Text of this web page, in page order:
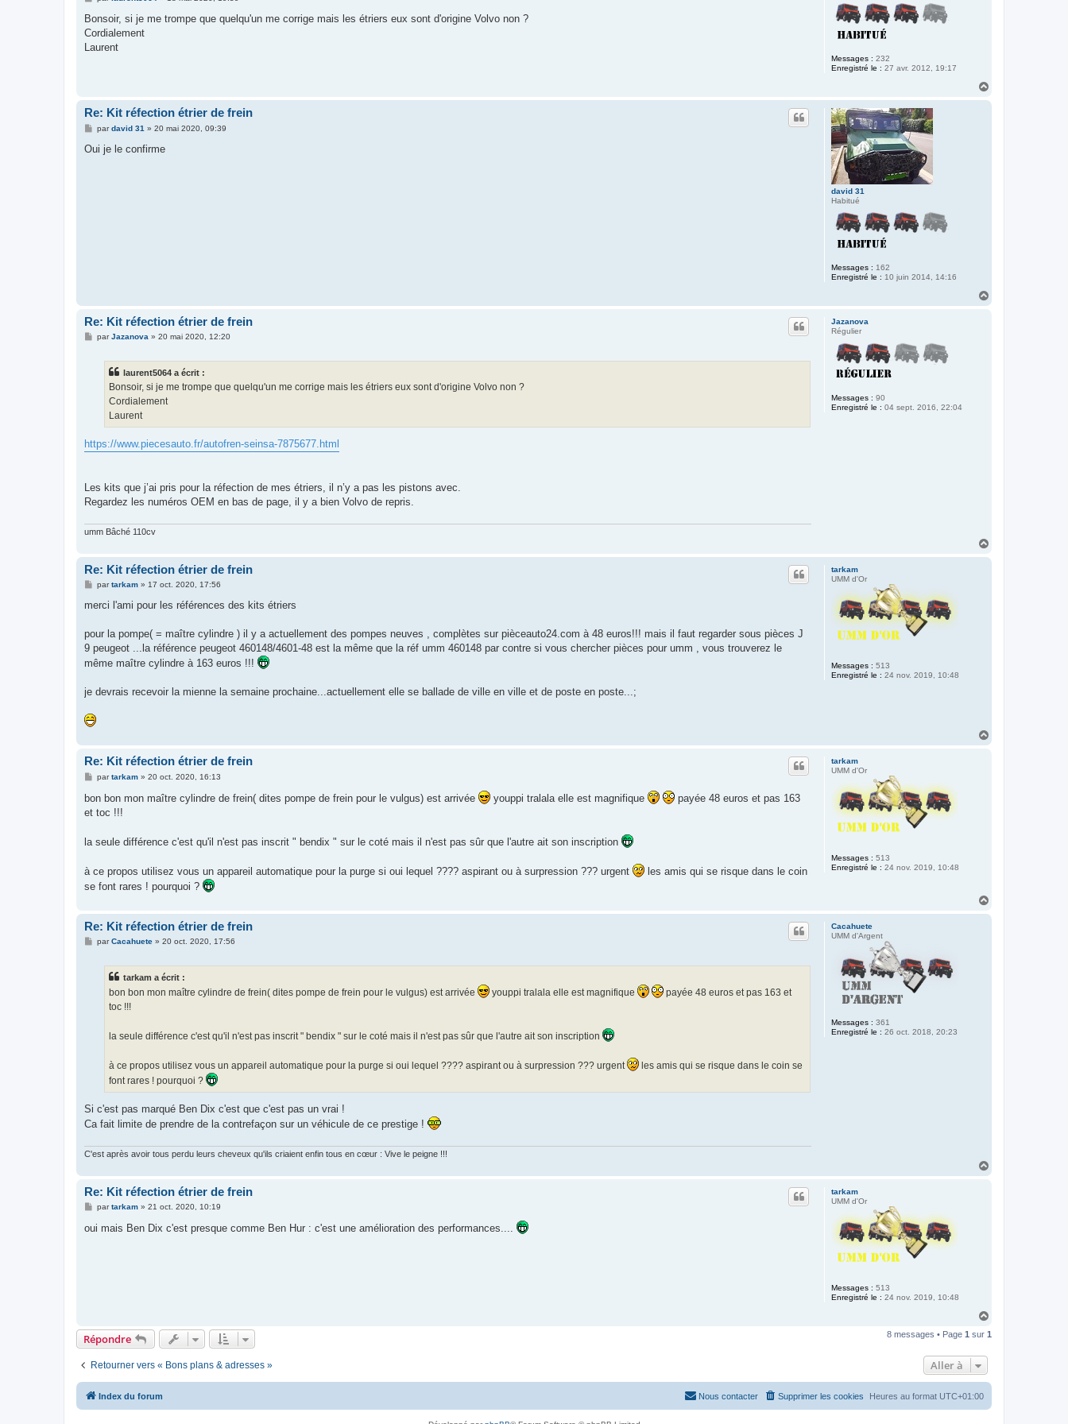
Messages : 232
Enregistré le : 27 avr. 2012, 19:17
s
a
g
Bonsoir, si je me trompe que quelqu'un me corrige mais les étriers eux sont d'origine Volvo non ?
Cordialement
Laurent
david 31
Habitué
Messages : 162
Enregistré le : 10 juin 2014, 14:16
Re: Kit réfection étrier de frein
M
s
pardavid 31 » 20 mai 2020, 09:39
Oui je le confirme
Jazanova
Régulier
Messages : 90
Enregistré le : 04 sept. 2016, 22:04
Re: Kit réfection étrier de frein
MparJazanova» 20 mai 2020, 12:20
laurent5064 a écrit :
Bonsoir, si je me trompe que quelqu'un me corrige mais les étriers eux sont d'origine Volvo non ?
Cordialement
Laurent
https://www.piecesauto.fr/autofren-seinsa-7875677.html
Les kits que j’ai pris pour la réfection de mes étriers, il n’y a pas les pistons avec.
Regardez les numéros OEM en bas de page, il y a bien Volvo de repris.
umm Bâché 110cv
tarkam
UMM d'Or
Messages : 513
Enregistré le : 24 nov. 2019, 10:48
Re: Kit réfection étrier de frein
M
s
g
partarkam» 17 oct. 2020, 17:56
merci l'ami pour les références des kits étriers
pour la pompe( = maître cylindre ) il y a actuellement des pompes neuves , complètes sur pièceauto24.com à 48 euros!!! mais il faut regarder sous pièces J
9 peugeot ...la référence peugeot 460148/4601-48 est la même que la réf umm 460148 par contre si vous chercher pièces pour umm , vous trouverez le
même maître cylindre à 163 euros !!!
je devrais recevoir la mienne la semaine prochaine...actuellement elle se ballade de ville en ville et de poste en poste...;
tarkam
UMM d'Or
Messages : 513
Enregistré le : 24 nov. 2019, 10:48
Re: Kit réfection étrier de frein
M
s
s
a
partarkam» 20 oct. 2020, 16:13
bon bon mon maître cylindre de frein( dites pompe de frein pour le vulgus) est arrivée youppi tralala elle est magnifique
payée 48 euros et pas 163
et toc !!!
la seule différence c'est qu'il n'est pas inscrit " bendix " sur le coté mais il n'est pas sûr que l'autre ait son inscription
à ce propos utilisez vous un appareil automatique pour la purge si oui lequel ???? aspirant ou à surpression ??? urgent
les amis qui se risque dans le coin
se font rares ! pourquoi ?
Cacahuete
UMM d'Argent
Messages : 361
Enregistré le : 26 oct. 2018, 20:23
Re: Kit réfection étrier de frein
MparCacahuete» 20 oct. 2020, 17:56
tarkam a écrit :
bon bon mon maître cylindre de frein( dites pompe de frein pour le vulgus) est arrivée youppi tralala elle est magnifique
payée 48 euros et pas 163 et
toc !!!
la seule différence c'est qu'il n'est pas inscrit " bendix " sur le coté mais il n'est pas sûr que l'autre ait son inscription
à ce propos utilisez vous un appareil automatique pour la purge si oui lequel ???? aspirant ou à surpression ??? urgent
les amis qui se risque dans le coin se
font rares ! pourquoi ?
Si c'est pas marqué Ben Dix c'est que c'est pas un vrai !
Ca fait limite de prendre de la contrefaçon sur un véhicule de ce prestige !
C'est après avoir tous perdu leurs cheveux qu'ils criaient enfin tous en cœur : Vive le peigne !!!
tarkam
UMM d'Or
Messages : 513
Enregistré le : 24 nov. 2019, 10:48
Re: Kit réfection étrier de frein
M
s
s
partarkam» 21 oct. 2020, 10:19
oui mais Ben Dix c'est presque comme Ben Hur : c'est une amélioration des performances....
u
Répondre 8 messages • Page 1 sur 1
Retourner vers « Bons plans & adresses » Aller à
Index du forum Heures au format UTC+01:00
Supprimer les cookies
Nous contacter